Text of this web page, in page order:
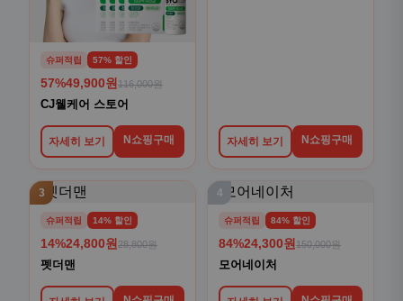
슈퍼적립 57% 할인
57%49,900원 116,000원
CJ웰케어 스토어
자세히 보기 N쇼핑구매 자세히 보기 N쇼핑구매
3
슈퍼적립 14% 할인
14%24,800원 28,800원
펫더맨
4
슈퍼적립 84% 할인
84%24,300원 150,000원
모어네이처